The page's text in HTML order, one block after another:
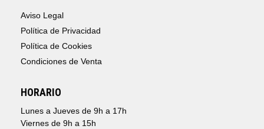
Aviso Legal
Política de Privacidad
Política de Cookies
Condiciones de Venta
HORARIO
Lunes a Jueves de 9h a 17h
Viernes de 9h a 15h